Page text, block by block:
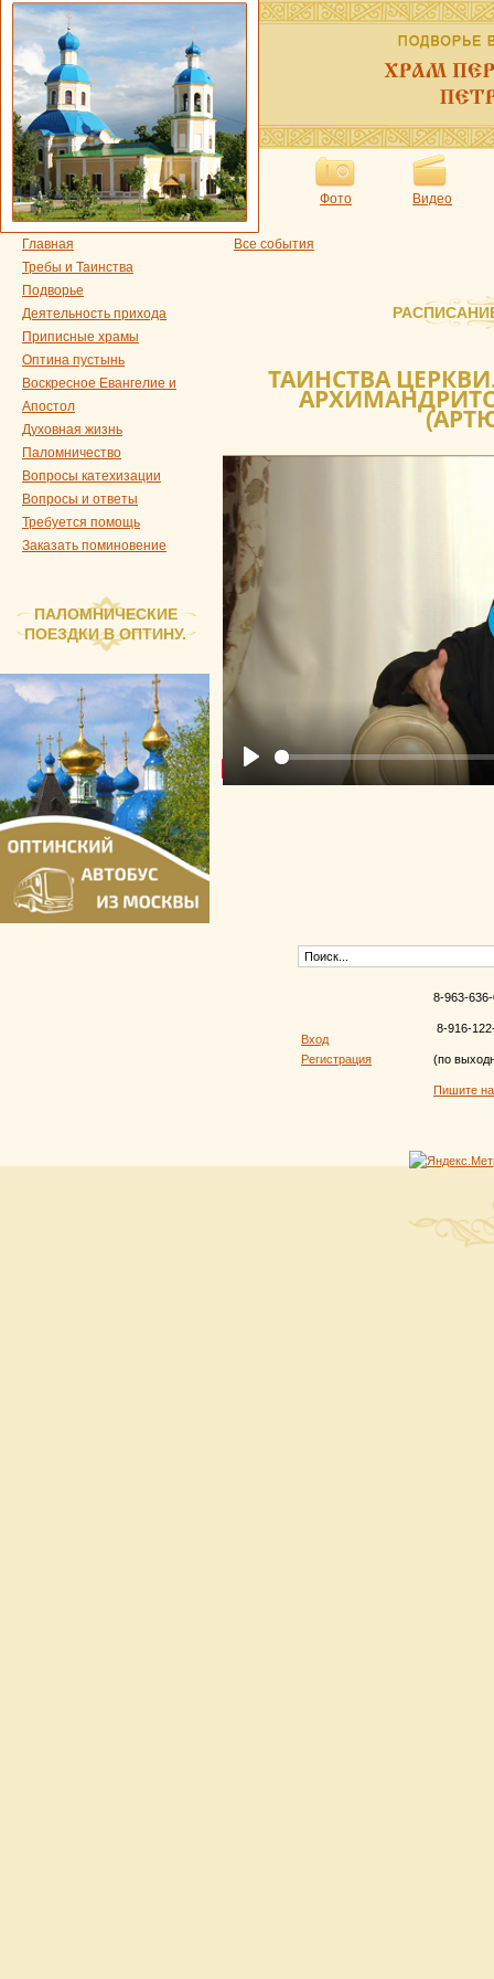
Фото Видео
Главная
Требы и Таинства
Подворье
Деятельность прихода
Приписные храмы
Оптина пустынь
Воскресное Евангелие и
Апостол
Духовная жизнь
Паломничество
Вопросы катехизации
Вопросы и ответы
Требуется помощь
Заказать поминовение
ПАЛОМНИЧЕСКИЕ
ПОЕЗДКИ В ОПТИНУ.
Все события
ТАИНСТВА
Вход
Регистрация
8-963-
8-916-
(по
Пишите